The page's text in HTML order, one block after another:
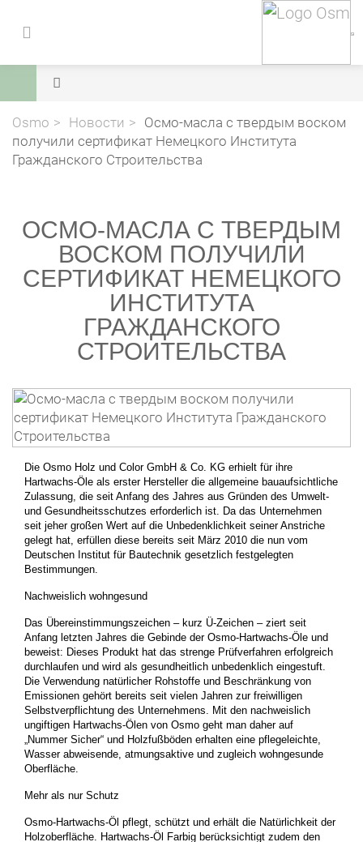
Osmo Новости
Осмо-масла с твердым воском
получили сертификат Немецкого Института
Гражданского Строительства
ОСМО-МАСЛА С ТВЕРДЫМ
ВОСКОМ ПОЛУЧИЛИ
СЕРТИФИКАТ НЕМЕЦКОГО
ИНСТИТУТА
ГРАЖДАНСКОГО
СТРОИТЕЛЬСТВА
Die Osmo Holz und Color GmbH & Co. KG erhielt für ihre
Hartwachs-Öle als erster Hersteller die allgemeine bauaufsichtliche
Zulassung, die seit Anfang des Jahres aus Gründen des Umwelt-
und Gesundheitsschutzes erforderlich ist. Da das Unternehmen
seit jeher großen Wert auf die Unbedenklichkeit seiner Anstriche
gelegt hat, erfüllen diese bereits seit März 2010 die nun vom
Deutschen Institut für Bautechnik gesetzlich festgelegten
Bestimmungen.
Nachweislich wohngesund
Das Übereinstimmungszeichen – kurz Ü-Zeichen – ziert seit
Anfang letzten Jahres die Gebinde der Osmo-Hartwachs-Öle und
beweist: Dieses Produkt hat das strenge Prüfverfahren erfolgreich
durchlaufen und wird als gesundheitlich unbedenklich eingestuft.
Die Verwendung natürlicher Rohstoffe und Beschränkung von
Emissionen gehört bereits seit vielen Jahren zur freiwilligen
Selbstverpflichtung des Unternehmens. Mit den nachweislich
ungiftigen Hartwachs-Ölen von Osmo geht man daher auf
„Nummer Sicher“ und Holzfußböden erhalten eine pflegeleichte,
Wasser abweisende, atmungsaktive und zugleich wohngesunde
Oberfläche.
Mehr als nur Schutz
Osmo-Hartwachs-Öl pflegt, schützt und erhält die Natürlichkeit der
Holzoberfläche. Hartwachs-Öl Farbig berücksichtigt zudem den